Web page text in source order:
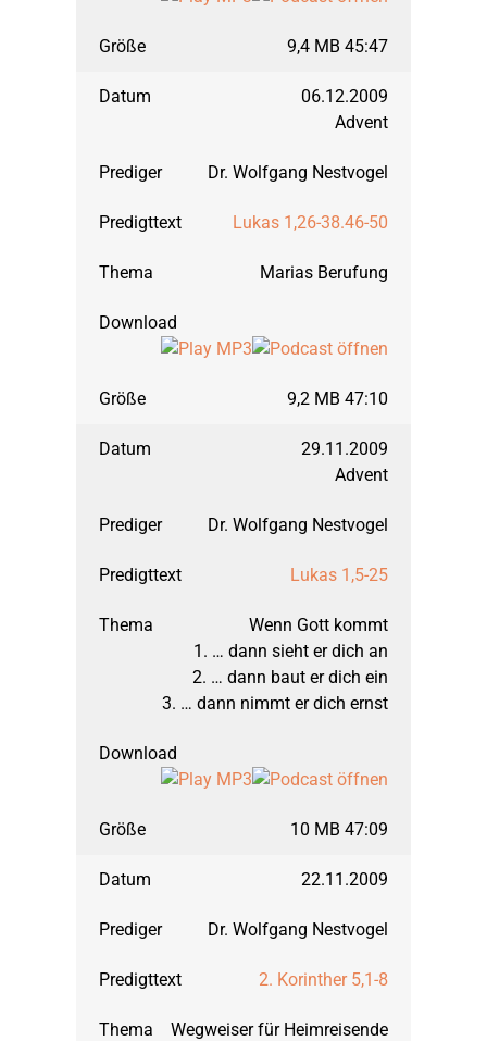
März 2009:
September 2008:
September 2007:
März 2007:
September 2006:
März 2005: Richter,
September 2004:
März 2004:
September 2002:
9,4 MB 45:47
06.12.2009
Advent
Dr. Wolfgang Nestvogel
Lukas 1,26-38.46-50
Marias Berufung
9,2 MB 47:10
29.11.2009
Advent
Dr. Wolfgang Nestvogel
Lukas 1,5-25
Wenn Gott kommt
1. … dann sieht er dich an
2. … dann baut er dich ein
3. … dann nimmt er dich ernst
10 MB 47:09
22.11.2009
Dr. Wolfgang Nestvogel
2. Korinther 5,1-8
Wegweiser für Heimreisende